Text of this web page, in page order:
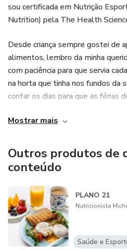
sou certificada em Nutrição
Nutrition) pela The Health
Desde criança sempre gostei de
alimentos, lembro da minha
com paciência para que servia
na horta que tinha nos fundos da
contar os dias para que as férias
cheguei na adolescência meu
engordei claro!
Eu me sentia triste e feia então,
primeira "dieta ", em 2 meses
sentindo linda a partir daí vivi em
anos, até que um dia quando eu
depressão, aos 33 anos, com
Mostrar mais
Outros produtos de
conteúdo
PLANO 21
Saúde e